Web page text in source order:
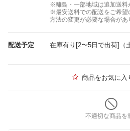
※離島・一部地域は追加送料
※最安送料での配送をご希望
方法の変更が必要な場合があ
配送予定 在庫有り[2〜5日で出荷]（
商品をお気に入
不適切な商品を